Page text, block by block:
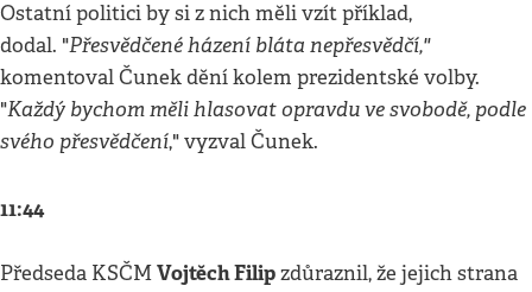
Ostatní politici by si z nich měli vzít příklad,
dodal. "Přesvědčené házení bláta nepřesvědčí,"
komentoval Čunek dění kolem prezidentské volby.
"Každý bychom měli hlasovat opravdu ve svobodě, podle
svého přesvědčení," vyzval Čunek.
11:44
Předseda KSČMVojtěch Filipzdůraznil, že jejich strana